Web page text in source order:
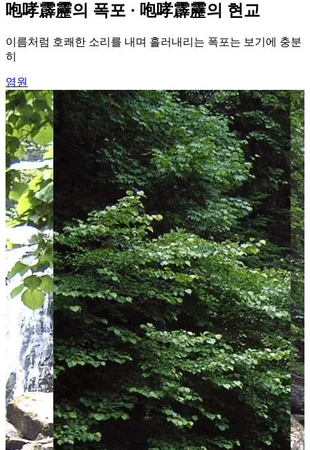
咆哮霹靂의 폭포 · 咆哮霹靂의 현교
이름처럼 호쾌한 소리를 내며 흘러내리는 폭포는 보기에 충분
히
염원